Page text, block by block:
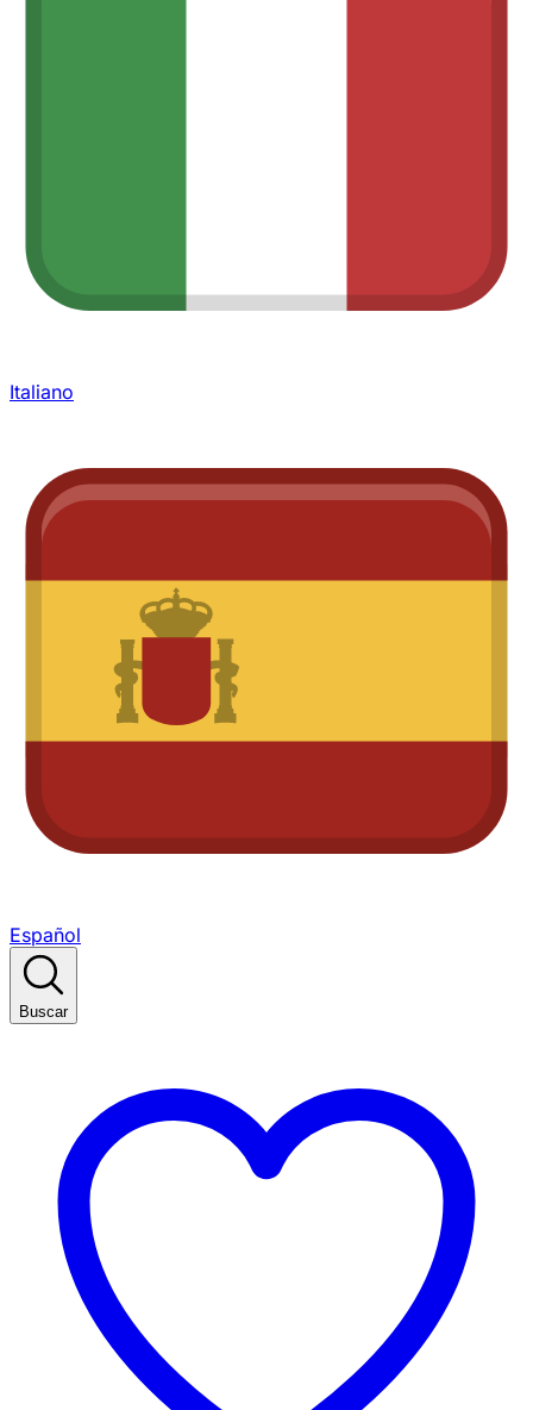
Italiano
Español
Buscar